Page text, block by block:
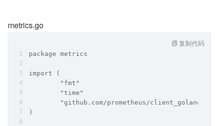
metrics.go
package metrics
import (
	"fmt"
	"time"
"github.com/prometheus/client_golang/
)
复制代码